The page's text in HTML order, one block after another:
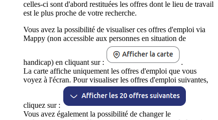
celles-ci sont d'abord restituées les offres dont le lieu de travail
est le plus proche de votre recherche.
Vous avez la possibilité de visualiser ces offres d'emploi via
Mappy (non accessible aux personnes en situation de
handicap) en cliquant sur :
.
La carte affiche uniquement les offres d'emploi que vous
voyez à l'écran. Pour visualiser les offres d'emploi suivantes,
cliquez sur :
Vous avez également la possibilité de changer le